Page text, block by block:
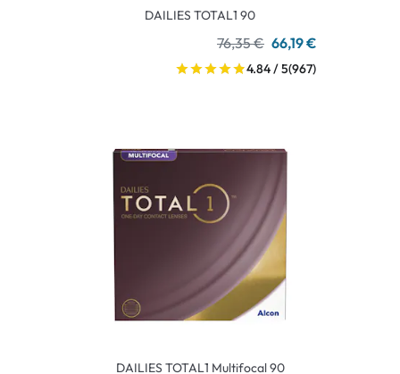
DAILIES TOTAL1 90
76,35 € 66,19 €
4.84 / 5(967)
DAILIES TOTAL1 Multifocal 90